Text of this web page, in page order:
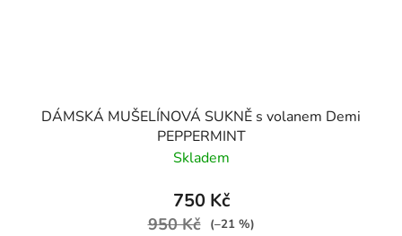
DÁMSKÁ MUŠELÍNOVÁ SUKNĚ s volanem Demi
PEPPERMINT
Skladem
750 Kč
950 Kč (–21 %)